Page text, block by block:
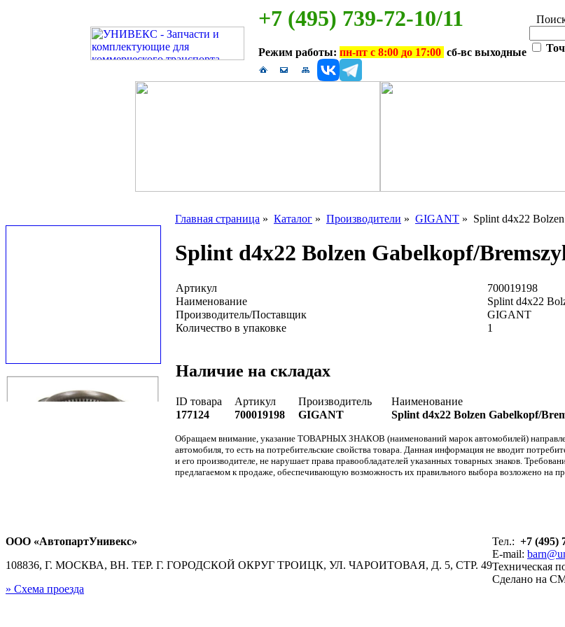
+7 (495) 739-72-10/11
Режим работы: пн-пт с 8:00 до 17:00 сб-вс выходные
Главная страница » Каталог » Производители » GIGANT » Splint d4x22
Splint d4x22 Bolzen Gabelkopf/
Артикул
700019198
Наименование
Splint d4x22
Производитель/Поставщик
GIGANT
Количество в упаковке
1
Наличие на складах
ID товара Артикул Производитель Наименование
177124
700019198 GIGANT Splint d4x22 Bolzen Gabelkopf/
Обращаем внимание, указание ТОВАРНЫХ ЗНАКОВ (наименований марок автомобилей)
автомобиля, то есть на потребительские свойства товара. Данная информация не вводит
и его производителе, не нарушает права правообладателей указанных товарных знаков.
предлагаемом к продаже, обеспечивающую возможность их правильного выбора возложено на
ООО «АвтопартУнивекс»
108836, Г. МОСКВА, ВН. ТЕР. Г. ГОРОДСКОЙ ОКРУГ ТРОИЦК, УЛ. ЧАРОИТОВАЯ, Д. 5, СТР. 49
» Схема проезда
Тел.: +7 (495)
E-mail:
Техническая
Сделано на